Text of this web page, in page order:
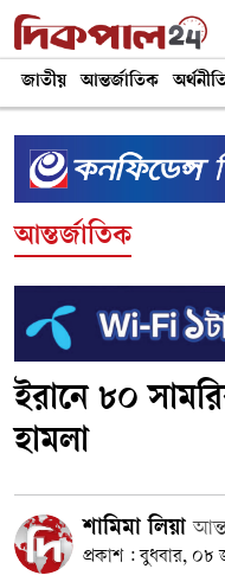
জাতীয় আন্তর্জাতিক
আন্তর্জাতিক
ইরানে ৮০
হামলা
শামিমা লিয়া
প্রকাশ : বুধবার,